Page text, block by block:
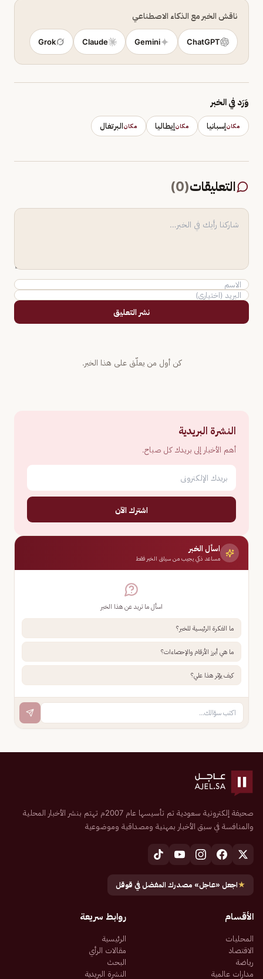
ناقش الخبر مع الذكاء الاصطناعي
ChatGPT
Gemini
Claude
Grok
وَرَد في الخبر
مكانإسبانيا مكانإيطاليا مكانالبرتغال
التعليقات(
0
)
نشر التعليق
كن أول من يعلّق على هذا الخبر.
النشرة البريدية
أهم الأخبار إلى بريدك كل صباح.
اشترك الآن
اسأل الخبر
مساعد ذكي يجيب من سياق الخبر فقط
اسأل ما تريد عن هذا الخبر
ما الفكرة الرئيسية للخبر؟
ما هي أبرز الأرقام والإحصاءات؟
كيف يؤثر هذا علي؟
صحيفة إلكترونية سعودية تم تأسيسها عام 2007م تهتم بنشر الأخبار المحلية
والمنافسة في سبق الأخبار بمهنية ومصداقية وموضوعية
★اجعل «عاجل» مصدرك المفضل في قوقل
الأقسام
المحليات
الاقتصاد
رياضة
مدارات عالمية
روابط سريعة
الرئيسية
مقالات الرأي
البحث
النشرة البريدية